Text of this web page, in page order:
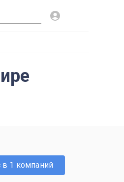
в 1 компаний